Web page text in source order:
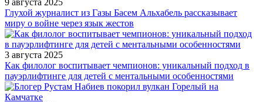
9 августа 2025
Глухой журналист из Газы Басем Альхабель рассказывает
миру о войне через язык жестов
3 августа 2025
Как филолог воспитывает чемпионов: уникальный подход в
пауэрлифтинге для детей с ментальными особенностями